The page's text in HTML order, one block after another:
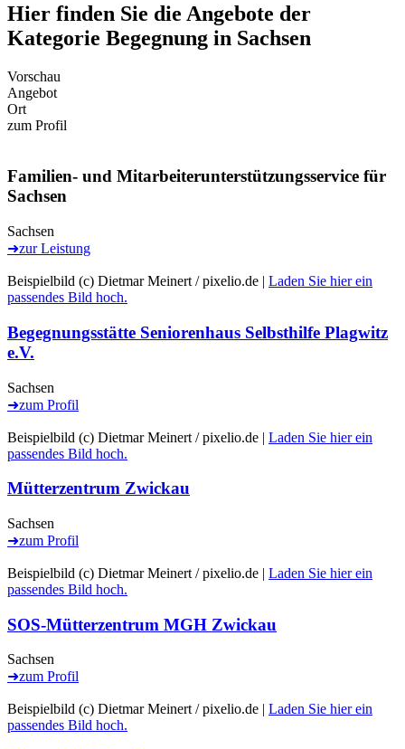
Hier finden Sie die Angebote der
Kategorie Begegnung in Sachsen
Vorschau
Angebot
Ort
zum Profil
Familien- und Mitarbeiter­unterstützungs­service für
Sachsen
Sachsen
➜zur Leistung
Beispielbild (c) Dietmar Meinert / pixelio.de | Laden Sie hier ein
passendes Bild hoch.
Begegnungsstätte Seniorenhaus Selbsthilfe Plagwitz
e.V.
Sachsen
➜zum Profil
Beispielbild (c) Dietmar Meinert / pixelio.de | Laden Sie hier ein
passendes Bild hoch.
Mütterzentrum Zwickau
Sachsen
➜zum Profil
Beispielbild (c) Dietmar Meinert / pixelio.de | Laden Sie hier ein
passendes Bild hoch.
SOS-Mütterzentrum MGH Zwickau
Sachsen
➜zum Profil
Beispielbild (c) Dietmar Meinert / pixelio.de | Laden Sie hier ein
passendes Bild hoch.